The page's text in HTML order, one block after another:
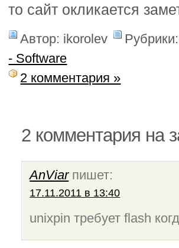
то сайт окликается
Автор: ikorolev Рубрики:
- Software
2 комментария »
2 комментария на
AnViarпишет:
17.11.2011 в 13:40
unixpin требует flash